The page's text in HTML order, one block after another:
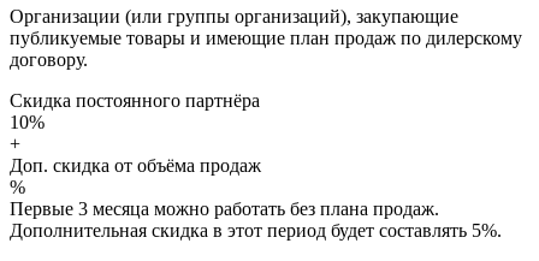
Организации (или группы организаций), закупающие
публикуемые товары и имеющие план продаж по дилерскому
договору.
Скидка постоянного партнёра
10%
+
Доп. скидка от объёма продаж
%
Первые 3 месяца можно работать без плана продаж.
Дополнительная скидка в этот период будет составлять 5%.